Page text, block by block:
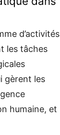
d’activités
les tâches
gèrent les
humaine, et